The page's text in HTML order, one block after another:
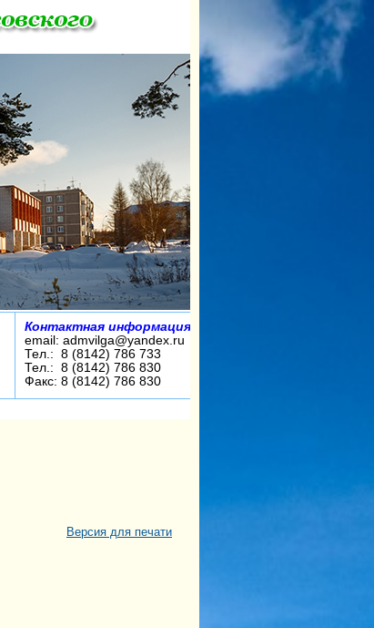
Контактная информация:
email: admvilga@yandex.ru
Тел.: 8 (8142) 786 733
Тел.: 8 (8142) 786 830
Факс: 8 (8142) 786 830
Версия для печати